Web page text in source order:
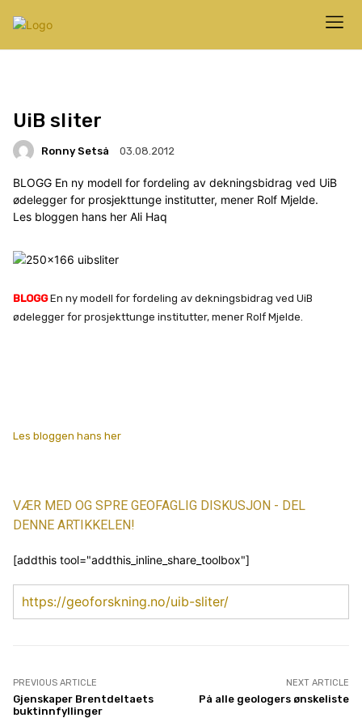
UiB sliter
Ronny Setså 03.08.2012
BLOGG En ny modell for fordeling av dekningsbidrag ved UiB
ødelegger for prosjekttunge institutter, mener Rolf Mjelde.
Les bloggen hans her Ali Haq
BLOGGEn ny modell for fordeling av dekningsbidrag ved UiB
ødelegger for prosjekttunge institutter, mener Rolf Mjelde.
Les bloggen hans her
VÆR MED OG SPRE GEOFAGLIG DISKUSJON - DEL
DENNE ARTIKKELEN!
[addthis tool="addthis_inline_share_toolbox"]
https://geoforskning.no/uib-sliter/
PREVIOUS ARTICLE
Gjenskaper Brentdeltaets
buktinnfyllinger
NEXT ARTICLE
På alle geologers ønskeliste